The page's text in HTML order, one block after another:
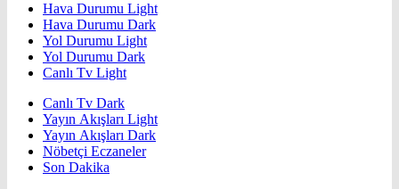
Hava Durumu Light
Hava Durumu Dark
Yol Durumu Light
Yol Durumu Dark
Canlı Tv Light
Canlı Tv Dark
Yayın Akışları Light
Yayın Akışları Dark
Nöbetçi Eczaneler
Son Dakika